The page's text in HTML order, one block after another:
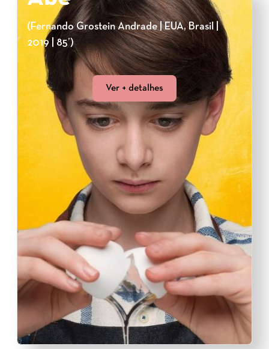
(Fernando Grostein Andrade | EUA, Brasil |
2019 | 85’)
Ver + detalhes